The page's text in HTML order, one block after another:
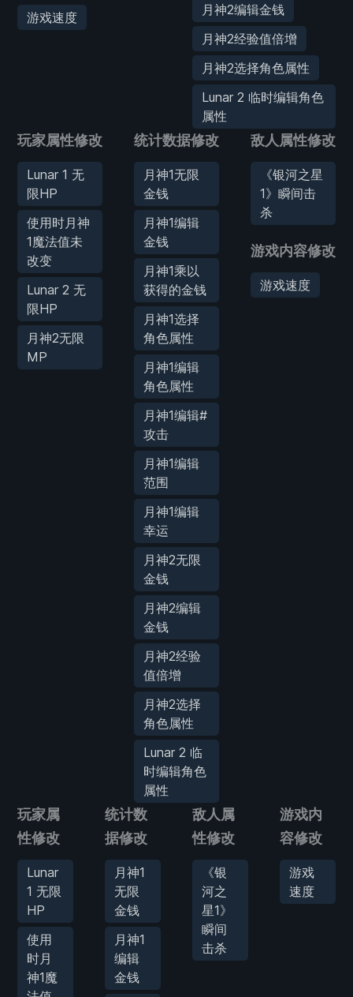
游戏速度
月神2编辑金钱
月神2经验值倍增
月神2选择角色属性
Lunar 2 临时编辑角色
属性
玩家属性修改
Lunar 1 无
限HP
使用时月神
1魔法值未
改变
Lunar 2 无
限HP
月神2无限
MP
统计数据修改
月神1无限
金钱
月神1编辑
金钱
月神1乘以
获得的金钱
月神1选择
角色属性
月神1编辑
角色属性
月神1编辑#
攻击
月神1编辑
范围
月神1编辑
幸运
月神2无限
金钱
月神2编辑
金钱
月神2经验
值倍增
月神2选择
角色属性
Lunar 2 临
时编辑角色
属性
敌人属性修改
《银河之星
1》瞬间击
杀
游戏内容修改
游戏速度
玩家属
性修改
Lunar
1 无限
HP
使用
时月
神1魔
统计数
据修改
月神1
无限
金钱
月神1
编辑
金钱
敌人属
性修改
《银
河之
星1》
瞬间
击杀
游戏内
容修改
游戏
速度